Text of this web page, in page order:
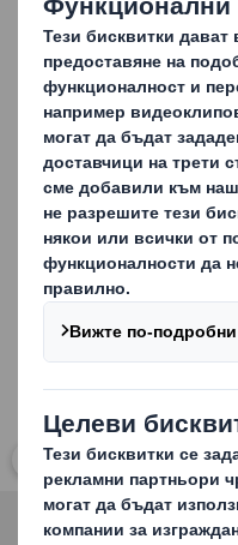
По-добра наличност
Комуникация на
Успешни кампании
Подобрен
Видимост на
потребителите
Carousel. Use
Кликнете, за да